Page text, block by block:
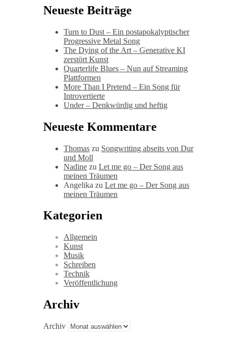
Neueste Beiträge
Turn to Dust – Ein postapokalyptischer
Progressive Metal Song
The Dying of the Art – Generative KI
zerstört Kunst
Quarterlife Blues – Nun auf Streaming
Plattformen
More Than I Pretend – Ein Song für
Introvertierte
Under – Denkwürdig und heftig
Neueste Kommentare
Thomas zu Songwriting abseits von Dur
und Moll
Nadine zu Let me go – Der Song aus
meinen Träumen
Angelika zu Let me go – Der Song aus
meinen Träumen
Kategorien
Allgemein
Kunst
Musik
Schreiben
Technik
Veröffentlichung
Archiv
Archiv